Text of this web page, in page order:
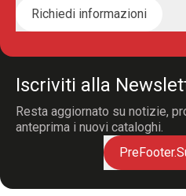
Richiedi informazioni
Iscriviti alla
Resta aggiornato su notizie,
anteprima i nuovi cataloghi.